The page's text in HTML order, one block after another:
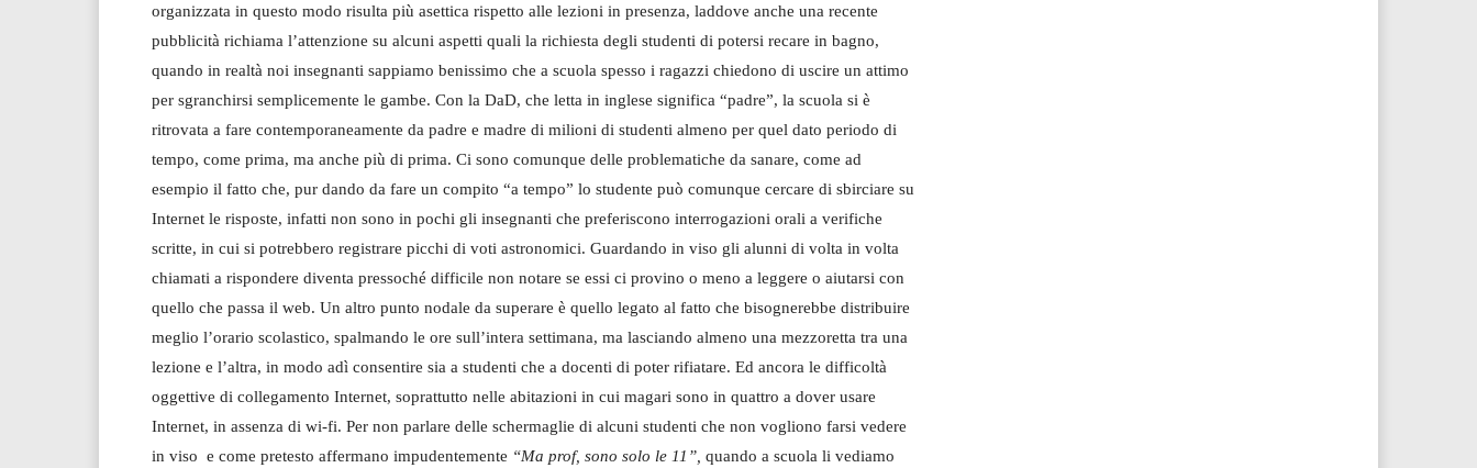
organizzata in questo modo risulta più asettica rispetto alle lezioni in presenza, laddove anche una recente
pubblicità richiama l’attenzione su alcuni aspetti quali la richiesta degli studenti di potersi recare in bagno,
quando in realtà noi insegnanti sappiamo benissimo che a scuola spesso i ragazzi chiedono di uscire un attimo
per sgranchirsi semplicemente le gambe. Con la DaD, che letta in inglese significa “padre”, la scuola si è
ritrovata a fare contemporaneamente da padre e madre di milioni di studenti almeno per quel dato periodo di
tempo, come prima, ma anche più di prima. Ci sono comunque delle problematiche da sanare, come ad
esempio il fatto che, pur dando da fare un compito “a tempo” lo studente può comunque cercare di sbirciare su
Internet le risposte, infatti non sono in pochi gli insegnanti che preferiscono interrogazioni orali a verifiche
scritte, in cui si potrebbero registrare picchi di voti astronomici. Guardando in viso gli alunni di volta in volta
chiamati a rispondere diventa pressoché difficile non notare se essi ci provino o meno a leggere o aiutarsi con
quello che passa il web. Un altro punto nodale da superare è quello legato al fatto che bisognerebbe distribuire
meglio l’orario scolastico, spalmando le ore sull’intera settimana, ma lasciando almeno una mezzoretta tra una
lezione e l’altra, in modo adì consentire sia a studenti che a docenti di poter rifiatare. Ed ancora le difficoltà
oggettive di collegamento Internet, soprattutto nelle abitazioni in cui magari sono in quattro a dover usare
Internet, in assenza di wi-fi. Per non parlare delle schermaglie di alcuni studenti che non vogliono farsi vedere
in viso e come pretesto affermano impudentemente “Ma prof, sono solo le 11”, quando a scuola li vediamo